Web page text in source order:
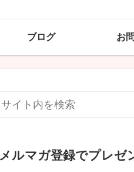
ブログ お
メルマガ登録でプレゼ